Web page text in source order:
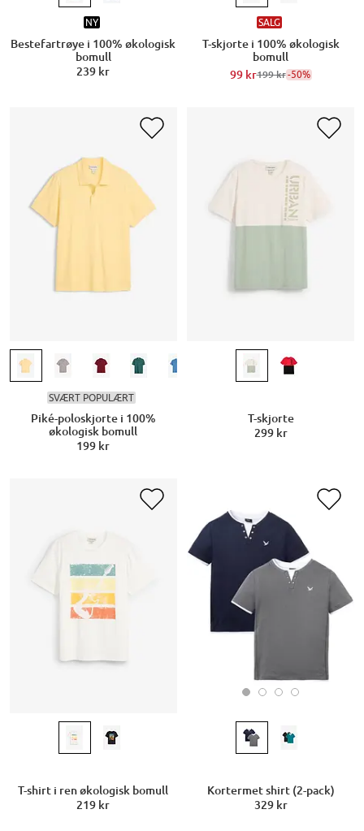
NY
Bestefartrøye i 100% økologisk
bomull
239 kr
SALG
T-skjorte i 100% økologisk
bomull
99 kr199 kr-50%
SVÆRT POPULÆRT
Piké-poloskjorte i 100%
økologisk bomull
199 kr
T-skjorte
299 kr
T-shirt i ren økologisk bomull
219 kr
Kortermet shirt (2-pack)
329 kr